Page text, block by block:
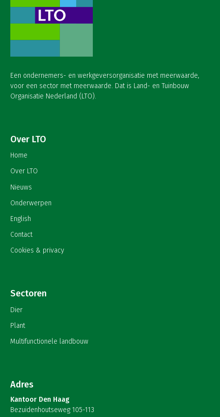
Een ondernemers- en werkgeversorganisatie met meerwaarde,
voor een sector met meerwaarde. Dat is Land- en Tuinbouw
Organisatie Nederland (LTO).
Over LTO
Home
Over LTO
Nieuws
Onderwerpen
English
Contact
Cookies & privacy
Sectoren
Dier
Plant
Multifunctionele landbouw
Adres
Kantoor Den Haag
Bezuidenhoutseweg 105-113